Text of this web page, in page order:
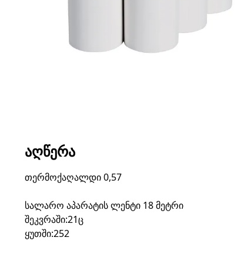
ᲐᲦᲬᲔᲠᲐ
თერმოქაღალდი 0,57
სალარო აპარატის ლენტი 18 მეტრი
შეკვრაში:21ც
ყუთში:252